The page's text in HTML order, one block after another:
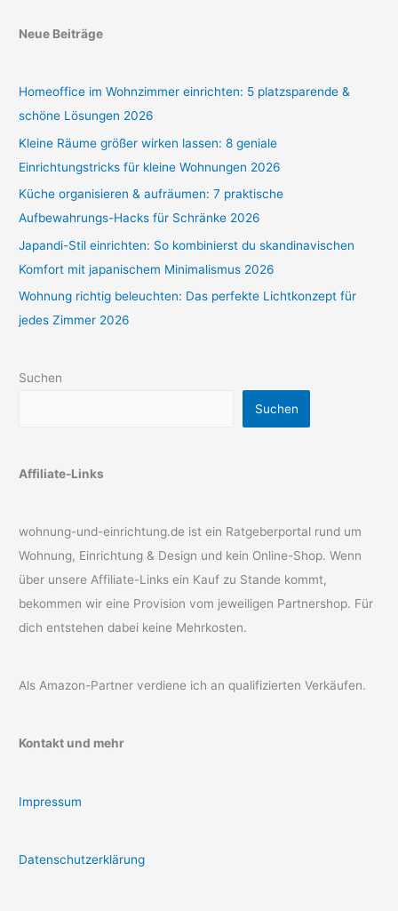
Neue Beiträge
Homeoffice im Wohnzimmer einrichten: 5 platzsparende &
schöne Lösungen 2026
Kleine Räume größer wirken lassen: 8 geniale
Einrichtungstricks für kleine Wohnungen 2026
Küche organisieren & aufräumen: 7 praktische
Aufbewahrungs-Hacks für Schränke 2026
Japandi-Stil einrichten: So kombinierst du skandinavischen
Komfort mit japanischem Minimalismus 2026
Wohnung richtig beleuchten: Das perfekte Lichtkonzept für
jedes Zimmer 2026
Suchen
Suchen
Affiliate-Links
wohnung-und-einrichtung.de ist ein Ratgeberportal rund um
Wohnung, Einrichtung & Design und kein Online-Shop. Wenn
über unsere Affiliate-Links ein Kauf zu Stande kommt,
bekommen wir eine Provision vom jeweiligen Partnershop. Für
dich entstehen dabei keine Mehrkosten.
Als Amazon-Partner verdiene ich an qualifizierten Verkäufen.
Kontakt und mehr
Impressum
Datenschutzerklärung